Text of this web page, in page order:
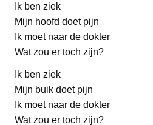
Ik ben ziek
Mijn hoofd doet pijn
Ik moet naar de dokter
Wat zou er toch zijn?
Ik ben ziek
Mijn buik doet pijn
Ik moet naar de dokter
Wat zou er toch zijn?